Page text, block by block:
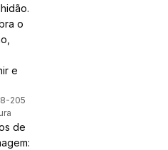
o
e
205
de